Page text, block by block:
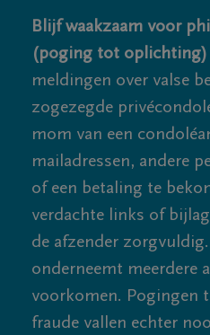
Blijf waakzaam voor
(poging tot oplichting)
meldingen over valse
zogezegde
mom van een
mailadressen, andere
of een betaling te
verdachte links of
de afzender
onderneemt meerdere
voorkomen. Pogingen
fraude vallen echter